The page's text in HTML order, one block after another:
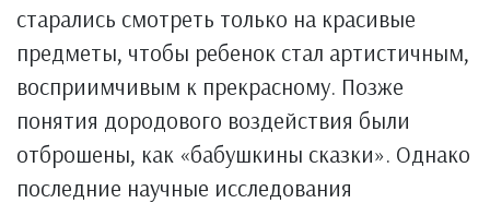
старались смотреть только на красивые
предметы, чтобы ребенок стал артистичным,
восприимчивым к прекрасному. Позже
понятия дородового воздействия были
отброшены, как «бабушкины сказки». Однако
последние научные исследования